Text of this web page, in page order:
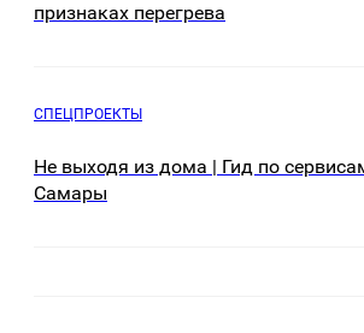
признаках перегрева
СПЕЦПРОЕКТЫ
Не выходя из дома | Гид по
Самары